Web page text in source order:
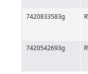
7420833583g
7420542693g